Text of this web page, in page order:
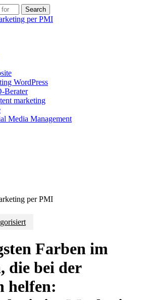
Search
WordPress
Berater
marketing
Media Management
Farben im
die bei der
helfen: